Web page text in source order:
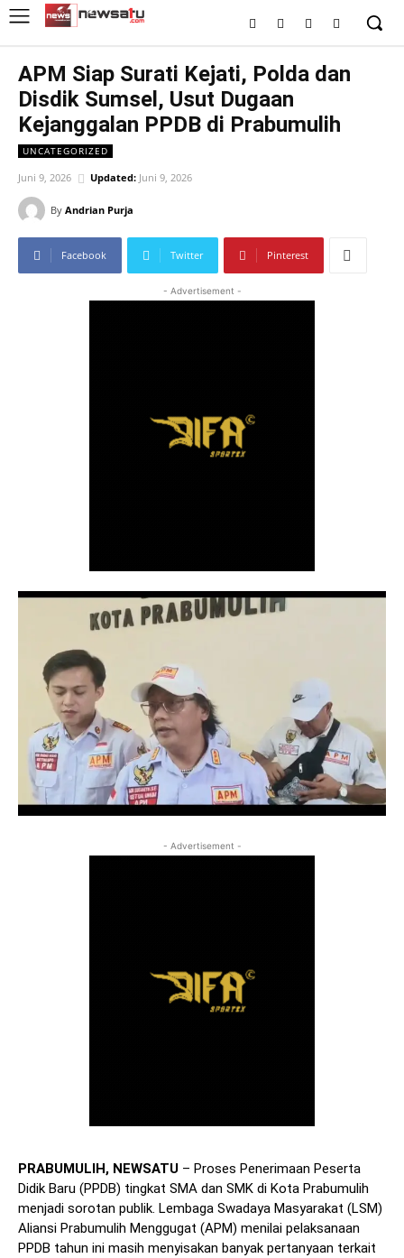
APM Siap Surati Kejati, Polda dan
Disdik Sumsel, Usut Dugaan
Kejanggalan PPDB di Prabumulih
UNCATEGORIZED
Juni 9, 2026 Updated: Juni 9, 2026
By Andrian Purja
Facebook Twitter Pinterest
- Advertisement -
- Advertisement -
PRABUMULIH, NEWSATU – Proses Penerimaan Peserta
Didik Baru (PPDB) tingkat SMA dan SMK di Kota Prabumulih
menjadi sorotan publik. Lembaga Swadaya Masyarakat (LSM)
Aliansi Prabumulih Menggugat (APM) menilai pelaksanaan
PPDB tahun ini masih menyisakan banyak pertanyaan terkait